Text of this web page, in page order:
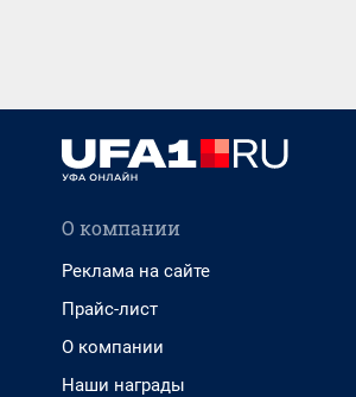
О компании
Реклама на сайте
Прайс-лист
О компании
Наши награды